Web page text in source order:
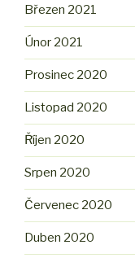
Březen 2021
Únor 2021
Prosinec 2020
Listopad 2020
Říjen 2020
Srpen 2020
Červenec 2020
Duben 2020